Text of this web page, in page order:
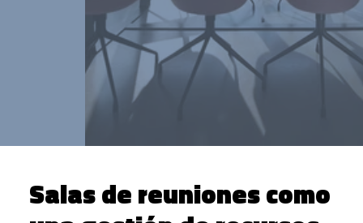
Salas de reuniones como